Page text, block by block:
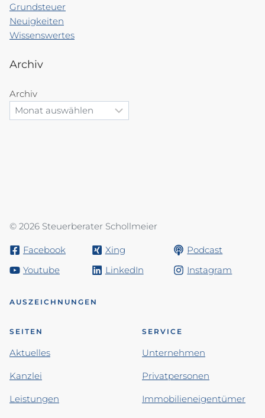
Grundsteuer
Neuigkeiten
Wissenswertes
Archiv
Archiv
© 2026 Steuerberater Schollmeier
Facebook Xing
Podcast
Youtube
LinkedIn Instagram
AUSZEICHNUNGEN
SEITEN
Aktuelles
Kanzlei
Leistungen
SERVICE
Unternehmen
Privatpersonen
Immobilieneigentümer